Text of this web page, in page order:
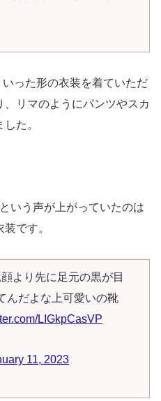
った形の衣装を着ていただ
リマのようにパンツやスカ
た。
いう声が上がっていたのは
です。
より先に足元の黒が目
んだよな上可愛いの靴
LIGkpCasVP
11, 2023